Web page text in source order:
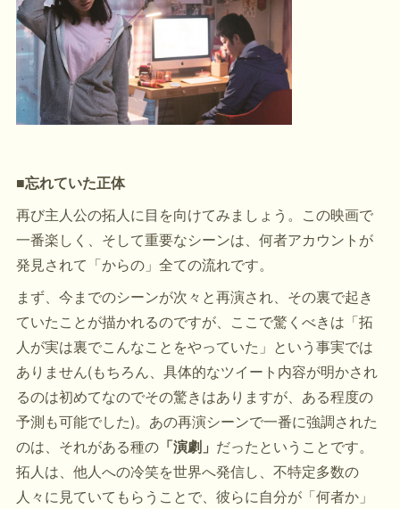
■忘れていた正体
再び主人公の拓人に目を向けてみましょう。この映画で
一番楽しく、そして重要なシーンは、何者アカウントが
発見されて「からの」全ての流れです。
まず、今までのシーンが次々と再演され、その裏で起き
ていたことが描かれるのですが、ここで驚くべきは「拓
人が実は裏でこんなことをやっていた」という事実では
ありません(もちろん、具体的なツイート内容が明かされ
るのは初めてなのでその驚きはありますが、ある程度の
予測も可能でした)。あの再演シーンで一番に強調された
のは、それがある種の 「演劇」 だったということです。
拓人は、他人への冷笑を世界へ発信し、不特定多数の
人々に見ていてもらうことで、彼らに自分が「何者か」